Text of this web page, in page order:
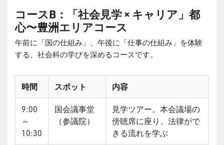
コースB：「社会見学 × キャリア」都
心〜豊洲エリアコース
午前に「国の仕組み」、午後に「仕事の仕組み」を体験
する、社会科の学びを深めるコースです。
時間 スポット 内容
9:00
～
10:30
国会議事堂
（参議院）
見学ツアー。本会議場の
傍聴席に座り、法律がで
きる流れを学ぶ